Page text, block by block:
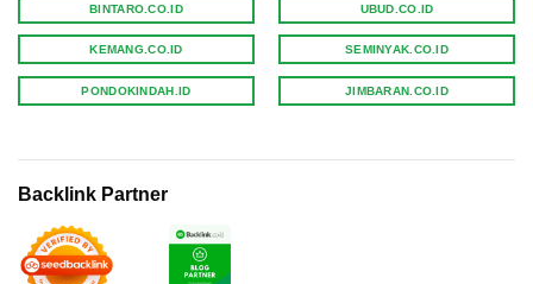
BINTARO.CO.ID
KEMANG.CO.ID
PONDOKINDAH.ID
UBUD.CO.ID
SEMINYAK.CO.ID
JIMBARAN.CO.ID
Backlink Partner